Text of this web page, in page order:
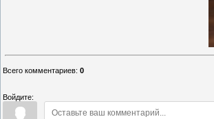
Всего комментариев: 0
Войдите: